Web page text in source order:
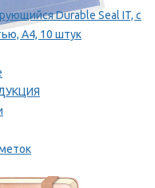
Durable Seal IT, с
A4, 10 штук